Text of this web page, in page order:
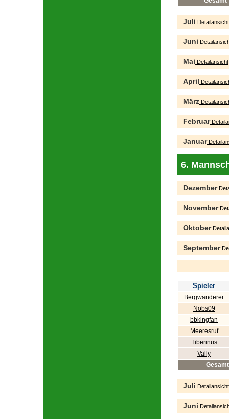
Juli Detailansicht
Juni
Mai Detailansicht
April
März
Februar
Januar
6.
Dezember
November
Oktober
September
Spieler
Bergwanderer
Nobs09
bbkingfan
Meeresruf
Tiberinus
Vally
Gesamt
Juli Detailansicht
Juni